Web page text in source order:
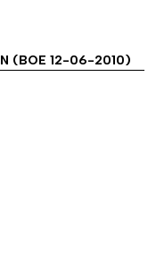
(BOE 12-06-2010)